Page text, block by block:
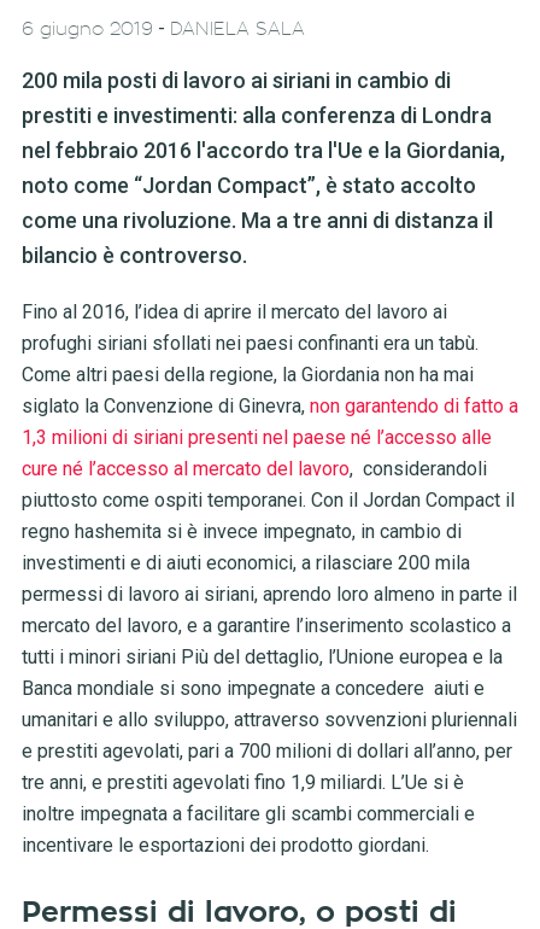
6 giugno 2019 - DANIELA SALA
200 mila posti di lavoro ai siriani in cambio di
prestiti e investimenti: alla conferenza di Londra
nel febbraio 2016 l'accordo tra l'Ue e la Giordania,
noto come “Jordan Compact”, è stato accolto
come una rivoluzione. Ma a tre anni di distanza il
bilancio è controverso.
Fino al 2016, l’idea di aprire il mercato del lavoro ai
profughi siriani sfollati nei paesi confinanti era un tabù.
Come altri paesi della regione, la Giordania non ha mai
siglato la Convenzione di Ginevra, non garantendo di fatto a
1,3 milioni di siriani presenti nel paese né l’accesso alle
cure né l’accesso al mercato del lavoro, considerandoli
piuttosto come ospiti temporanei. Con il Jordan Compact il
regno hashemita si è invece impegnato, in cambio di
investimenti e di aiuti economici, a rilasciare 200 mila
permessi di lavoro ai siriani, aprendo loro almeno in parte il
mercato del lavoro, e a garantire l’inserimento scolastico a
tutti i minori siriani Più del dettaglio, l’Unione europea e la
Banca mondiale si sono impegnate a concedere aiuti e
umanitari e allo sviluppo, attraverso sovvenzioni pluriennali
e prestiti agevolati, pari a 700 milioni di dollari all’anno, per
tre anni, e prestiti agevolati fino 1,9 miliardi. L’Ue si è
inoltre impegnata a facilitare gli scambi commerciali e
incentivare le esportazioni dei prodotto giordani.
Permessi di lavoro, o posti di